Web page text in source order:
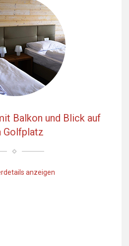
Balkon und Blick auf
Golfplatz
anzeigen